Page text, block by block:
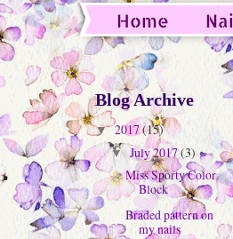
Home
Guest Post
Blog Archive
▼ 2017(15)
▼ July 2017(3)
Miss Sporty Color
Block
Braded pattern on
my nails